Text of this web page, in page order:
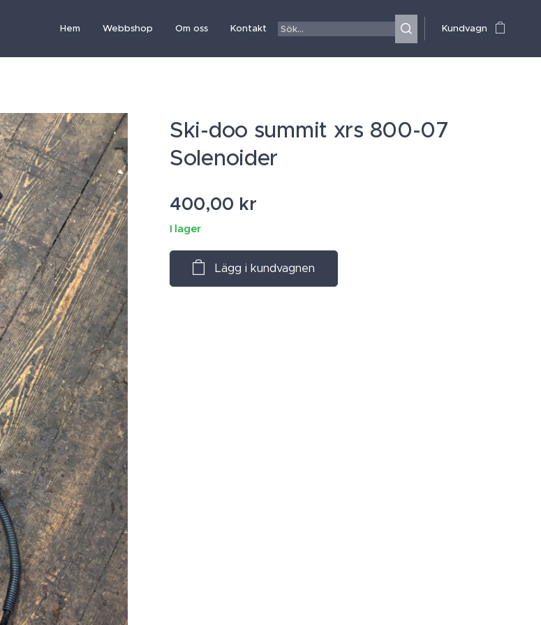
Hem Webbshop Om oss Kontakt Kundvagn
Ski-doo summit xrs 800-07
Solenoider
400,00 kr
I lager
Lägg i kundvagnen